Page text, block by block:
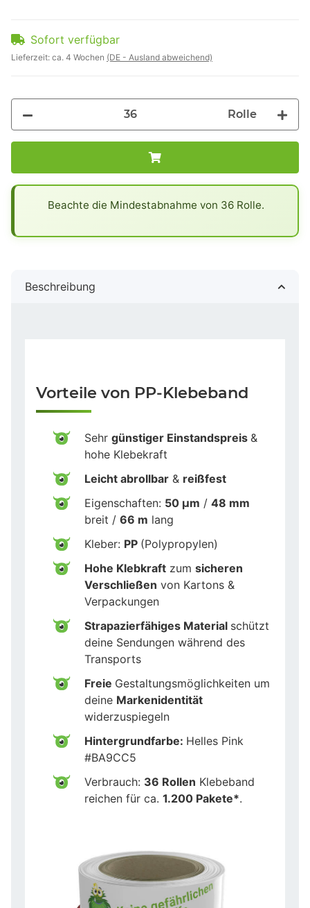
Sofort verfügbar
Lieferzeit: ca. 4 Wochen (DE - Ausland abweichend)
Rolle
Beachte die Mindestabnahme von 36 Rolle.
Beschreibung
Vorteile von PP-Klebeband
Sehr günstiger Einstandspreis &
hohe Klebekraft
Leicht abrollbar & reißfest
Eigenschaften: 50 µm / 48 mm
breit / 66 m lang
Kleber: PP (Polypropylen)
Hohe Klebkraft zum sicheren
Verschließen von Kartons &
Verpackungen
Strapazierfähiges Material schützt
deine Sendungen während des
Transports
Freie Gestaltungsmöglichkeiten um
deine Markenidentität
widerzuspiegeln
Hintergrundfarbe: Helles Pink
#BA9CC5
Verbrauch: 36 Rollen Klebeband
reichen für ca. 1.200 Pakete*.